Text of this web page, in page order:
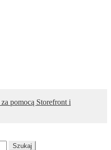
pomocą Storefront i
Szukaj